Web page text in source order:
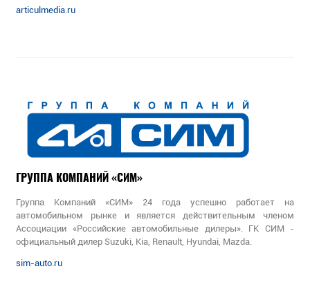
articulmedia.ru
ГРУППА КОМПАНИЙ «СИМ»
Группа Компаний «СИМ» 24 года успешно работает на
автомобильном рынке и является действительным членом
Ассоциации «Российские автомобильные дилеры». ГК СИМ -
официальный дилер Suzuki, Kia, Renault, Hyundai, Mazda.
sim-auto.ru